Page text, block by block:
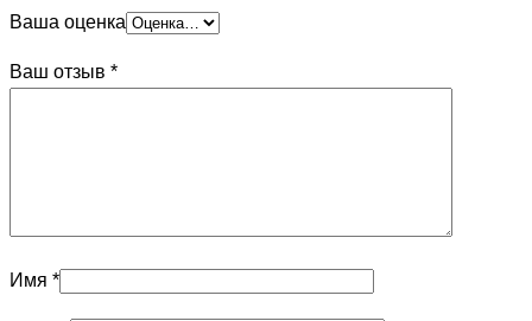
Ваша оценка
Ваш отзыв *
Имя *